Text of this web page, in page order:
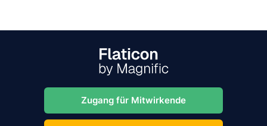
Zugang für Mitwirkende